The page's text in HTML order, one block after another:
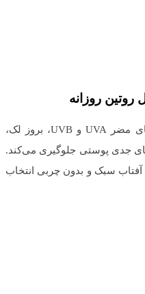
روزانه
ضد آفتاب از پوست در برابر اشعه‌های مضر UVA و UVB، بروز لک،
جدی پوستی جلوگیری می‌کند.
سبک و بدون چربی انتخاب